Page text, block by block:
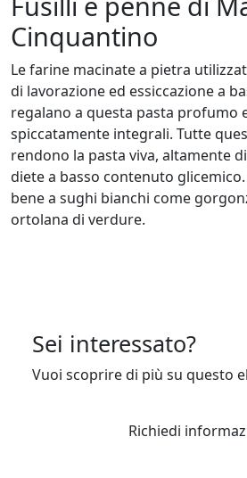
Cinquantino
Le farine macinate a pietra
di lavorazione ed essiccazione a
regalano a questa pasta profumo
spiccatamente integrali. Tutte
rendono la pasta viva, altamente
diete a basso contenuto
bene a sughi bianchi come
ortolana di verdure.
Sei interessato?
Vuoi scoprire di più su questo
Richiedi